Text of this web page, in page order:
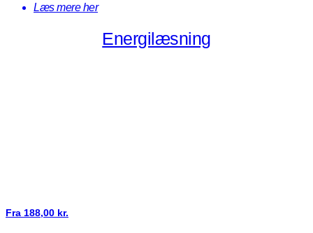
Læs mere her
Energilæsning
Fra 188,00 kr.